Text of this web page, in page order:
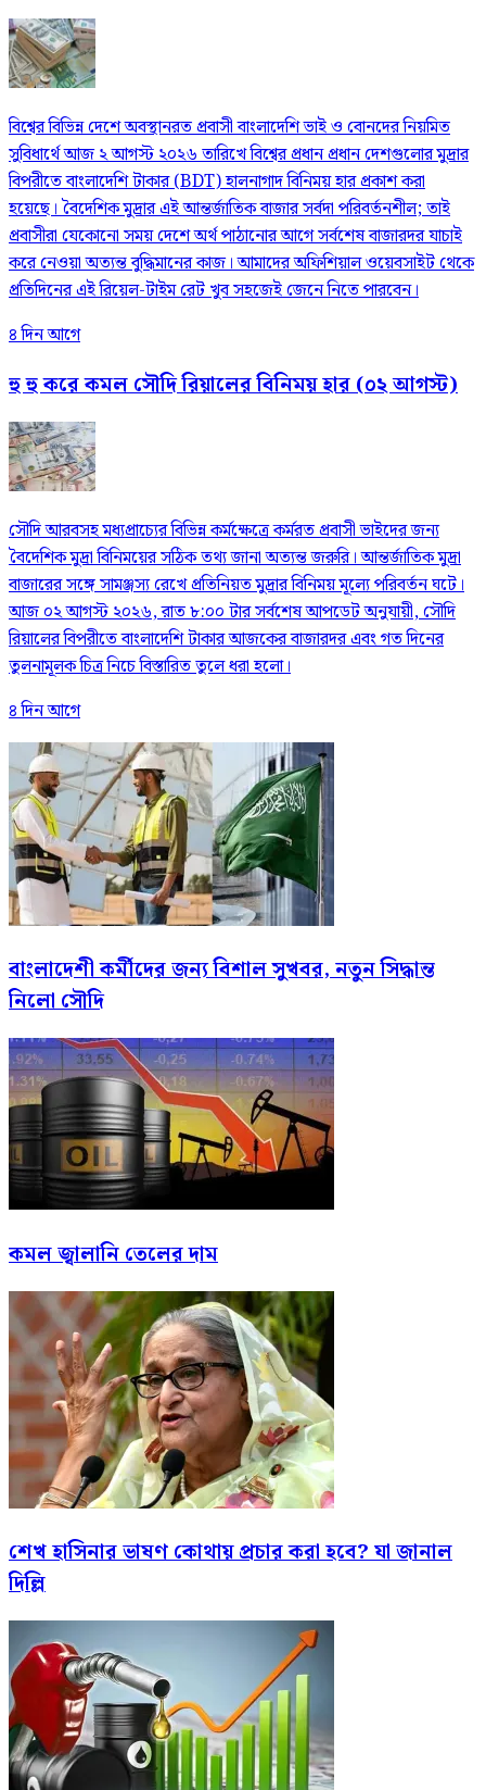
বিশ্বের বিভিন্ন দেশে অবস্থানরত প্রবাসী বাংলাদেশি ভাই ও বোনদের নিয়মিত
সুবিধার্থে আজ ২ আগস্ট ২০২৬ তারিখে বিশ্বের প্রধান প্রধান দেশগুলোর মুদ্রার
বিপরীতে বাংলাদেশি টাকার (BDT) হালনাগাদ বিনিময় হার প্রকাশ করা
হয়েছে। বৈদেশিক মুদ্রার এই আন্তর্জাতিক বাজার সর্বদা পরিবর্তনশীল; তাই
প্রবাসীরা যেকোনো সময় দেশে অর্থ পাঠানোর আগে সর্বশেষ বাজারদর যাচাই
করে নেওয়া অত্যন্ত বুদ্ধিমানের কাজ। আমাদের অফিশিয়াল ওয়েবসাইট থেকে
প্রতিদিনের এই রিয়েল-টাইম রেট খুব সহজেই জেনে নিতে পারবেন।
৪ দিন আগে
হু হু করে কমল সৌদি রিয়ালের বিনিময় হার (০২ আগস্ট)
সৌদি আরবসহ মধ্যপ্রাচ্যের বিভিন্ন কর্মক্ষেত্রে কর্মরত প্রবাসী ভাইদের জন্য
বৈদেশিক মুদ্রা বিনিময়ের সঠিক তথ্য জানা অত্যন্ত জরুরি। আন্তর্জাতিক মুদ্রা
বাজারের সঙ্গে সামঞ্জস্য রেখে প্রতিনিয়ত মুদ্রার বিনিময় মূল্যে পরিবর্তন ঘটে।
আজ ০২ আগস্ট ২০২৬, রাত ৮:০০ টার সর্বশেষ আপডেট অনুযায়ী, সৌদি
রিয়ালের বিপরীতে বাংলাদেশি টাকার আজকের বাজারদর এবং গত দিনের
তুলনামূলক চিত্র নিচে বিস্তারিত তুলে ধরা হলো।
৪ দিন আগে
বাংলাদেশী কর্মীদের জন্য বিশাল সুখবর, নতুন সিদ্ধান্ত
নিলো সৌদি
কমল জ্বালানি তেলের দাম
শেখ হাসিনার ভাষণ কোথায় প্রচার করা হবে? যা জানাল
দিল্লি